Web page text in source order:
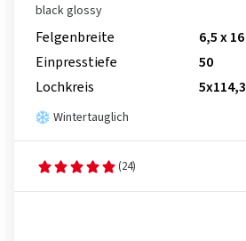
black glossy
Felgenbreite
6,5 x 16
Einpresstiefe
50
Lochkreis
5x114,3
Wintertauglich
(24)